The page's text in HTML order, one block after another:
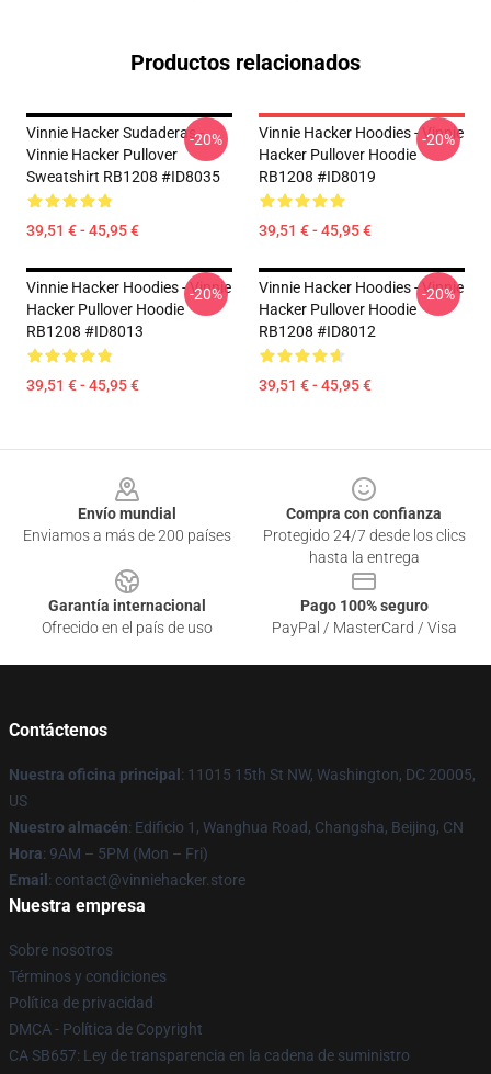
Productos relacionados
Vinnie Hacker Sudaderas -
Vinnie Hacker Pullover
Sweatshirt RB1208 #ID8035
39,51 € - 45,95 €
-20%
Vinnie Hacker Hoodies - Vinnie
Hacker Pullover Hoodie
RB1208 #ID8019
39,51 € - 45,95 €
-20%
Vinnie Hacker Hoodies - Vinnie
Hacker Pullover Hoodie
RB1208 #ID8013
39,51 € - 45,95 €
-20%
Vinnie Hacker Hoodies - Vinnie
Hacker Pullover Hoodie
RB1208 #ID8012
39,51 € - 45,95 €
-20%
Envío mundial
Enviamos a más de 200 países
Compra con confianza
Protegido 24/7 desde los clics
hasta la entrega
Garantía internacional
Ofrecido en el país de uso
Pago 100% seguro
PayPal / MasterCard / Visa
Contáctenos
Nuestra oficina principal : 11015 15th St NW, Washington, DC 20005,
US
Nuestro almacén: Edificio 1, Wanghua Road, Changsha, Beijing, CN
Hora: 9AM – 5PM (Mon – Fri)
Email : contact@vinniehacker.store
Nuestra empresa
Sobre nosotros
Términos y condiciones
Política de privacidad
DMCA - Política de Copyright
CA SB657: Ley de transparencia en la cadena de suministro